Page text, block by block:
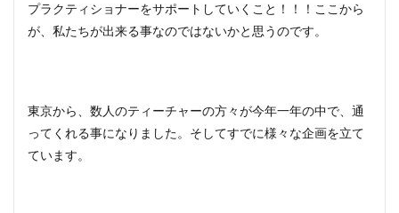
プラクティショナーをサポートしていくこと！！！ここから
が、私たちが出来る事なのではないかと思うのです。
東京から、数人のティーチャーの方々が今年一年の中で、通
ってくれる事になりました。そしてすでに様々な企画を立て
ています。